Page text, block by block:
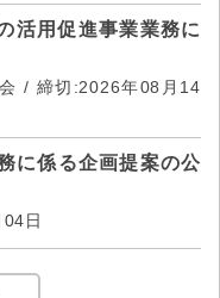
活用促進事業業務に
/ 締切:2026年08月14
に係る企画提案の公
日